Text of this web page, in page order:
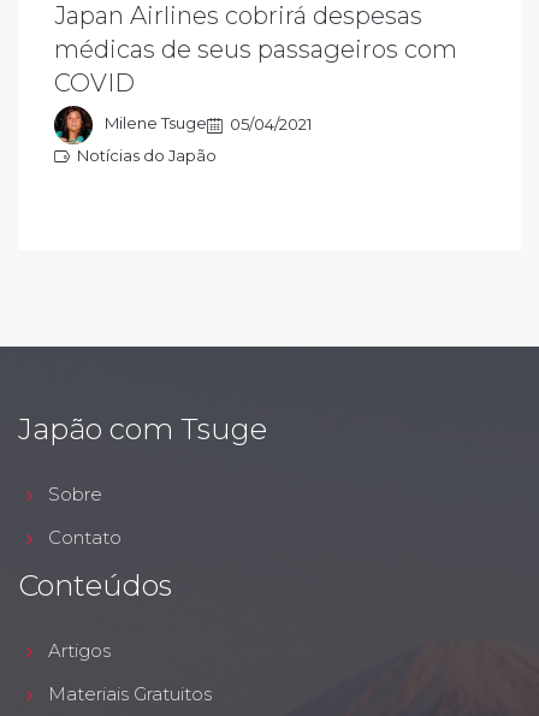
Japan Airlines cobrirá despesas
médicas de seus passageiros com
COVID
Milene Tsuge
05/04/2021
Notícias do Japão
Airlines – JAL - está oferecendo um
para cobrir as despesas de seus
internacionais com testes,
e quarentena, que tenham se
com COVID-19 no exterior
Japão com Tsuge
Sobre
Contato
Conteúdos
Artigos
Materiais Gratuitos